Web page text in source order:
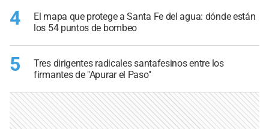
4
El mapa que protege a Santa Fe del agua: dónde están
los 54 puntos de bombeo
5
Tres dirigentes radicales santafesinos entre los
firmantes de "Apurar el Paso"